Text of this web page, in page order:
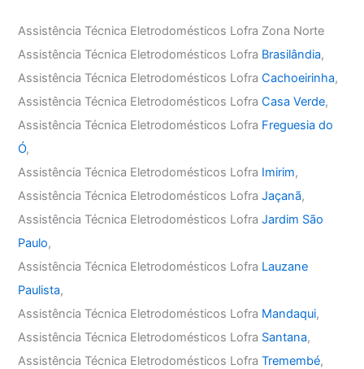
Assistência Técnica Eletrodomésticos Lofra Zona Norte
Assistência Técnica Eletrodomésticos Lofra Brasilândia,
Assistência Técnica Eletrodomésticos LofraCachoeirinha,
Assistência Técnica Eletrodomésticos LofraCasa Verde,
Assistência Técnica Eletrodomésticos Lofra Freguesia do
Ó,
Assistência Técnica Eletrodomésticos Lofra Imirim,
Assistência Técnica Eletrodomésticos LofraJaçanã,
Assistência Técnica Eletrodomésticos LofraJardim São
Paulo,
Assistência Técnica Eletrodomésticos Lofra Lauzane
Paulista,
Assistência Técnica Eletrodomésticos Lofra Mandaqui,
Assistência Técnica Eletrodomésticos Lofra Santana,
Assistência Técnica Eletrodomésticos LofraTremembé,